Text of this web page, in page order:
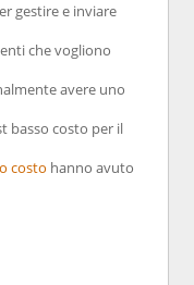
gestire e inviare
che vogliono
avere uno
basso costo per il
costo hanno avuto